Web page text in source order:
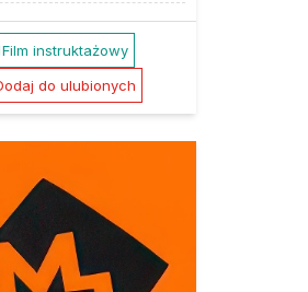
Film instruktażowy
do ulubionych